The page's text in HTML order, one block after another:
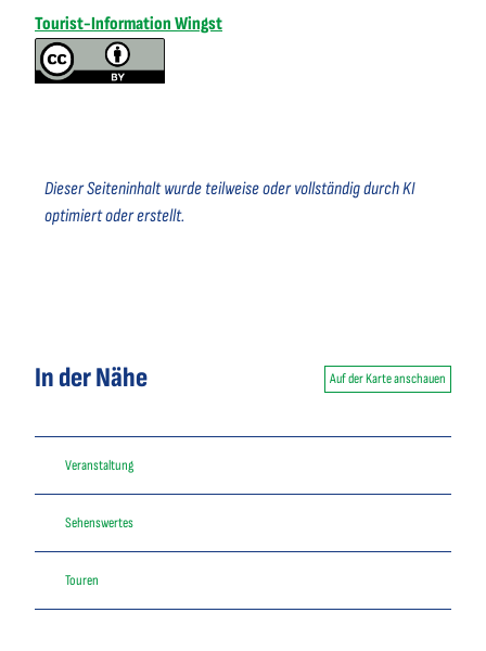
Tourist-Information Wingst
Dieser Seiteninhalt wurde teilweise oder vollständig durch KI
optimiert oder erstellt.
In der Nähe Auf der Karte anschauen
Veranstaltung
Sehenswertes
Touren